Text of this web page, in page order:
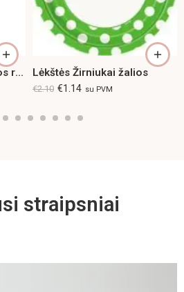
Dėžutė Pirmos Komunijos rožančiui Lėkštės Žirniukai žalios
€2.10 €1.14 su PVM
straipsniai